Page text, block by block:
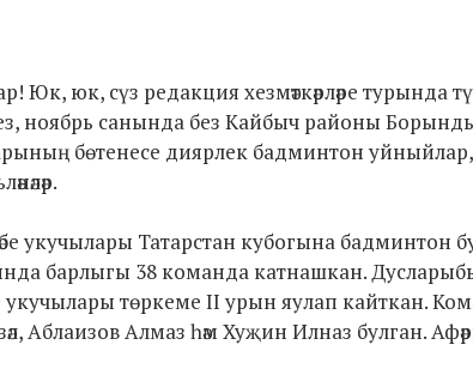
юк, сүз редакция хезмәткәрләре турында
ноябрь санында без Кайбыч районы
бөтенесе диярлек бадминтон уйныйлар,
укучылары Татарстан кубогына бадминтон
барлыгы 38 команда катнашкан.
укучылары төркеме II урын яулап кайткан.
Аблаизов Алмаз һәм Хуҗин Илназ булган.